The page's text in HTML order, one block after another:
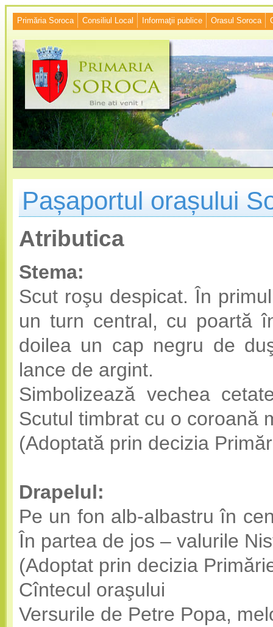
Primăria Soroca Consiliul Local Informaţii publice Orasul Soroca
Pașaportul orașului
Atributica
Stema:
Scut roşu despicat. În
un turn central, cu poartă
doilea un cap negru de
lance de argint.
Simbolizează vechea
Scutul timbrat cu o coroană
(Adoptată prin decizia
Drapelul:
Pe un fon alb-albastru în
În partea de jos – valurile
(Adoptat prin decizia
Cîntecul oraşului
Versurile de Petre Popa,